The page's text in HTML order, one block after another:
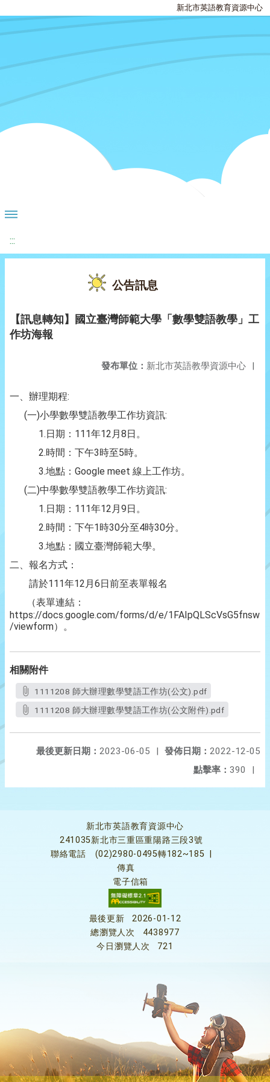
新北市英語教育資源中心
:::
公告訊息
【訊息轉知】國立臺灣師範大學「數學雙語教學」工
作坊海報
發布單位： 新北市英語教學資源中心 |
一、辦理期程:
(一)小學數學雙語教學工作坊資訊:
1.日期：111年12月8日。
2.時間：下午3時至5時。
3.地點：Google meet 線上工作坊。
(二)中學數學雙語教學工作坊資訊:
1.日期：111年12月9日。
2.時間：下午1時30分至4時30分。
3.地點：國立臺灣師範大學。
二、報名方式：
請於111年12月6日前至表單報名
（表單連結：
https://docs.google.com/forms/d/e/
/viewform）。
相關附件
1111208 師大辦理數學雙語工作坊(公文).pdf
1111208 師大辦理數學雙語工作坊(公文附件).pdf
發佈日期： 2022-12-05
最後更新日期： 2023-06-05
|
點擊率： 390 |
新北市英語教育資源中心
241035新北市三重區重陽路三段3號
聯絡電話
(02)2980-0495轉182~185
傳真
電子信箱
最後更新
2026-01-12
總瀏覽人次
4438977
今日瀏覽人次
721